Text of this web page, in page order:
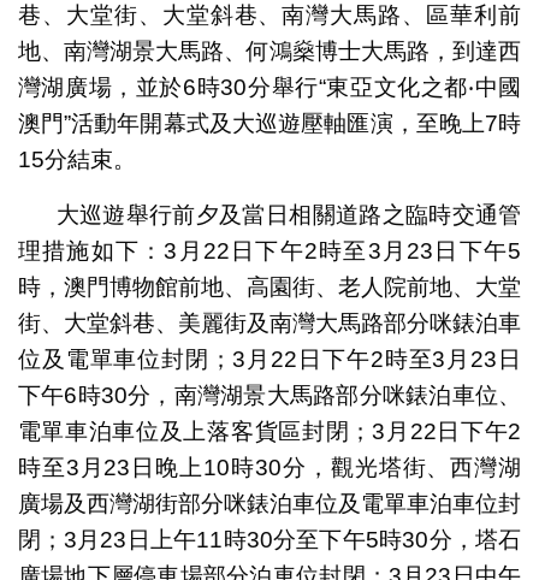
巷、大堂街、大堂斜巷、南灣大馬路、區華利前
地、南灣湖景大馬路、何鴻燊博士大馬路，到達西
灣湖廣場，並於6時30分舉行“東亞文化之都‧中國
澳門”活動年開幕式及大巡遊壓軸匯演，至晚上7時
15分結束。
大巡遊舉行前夕及當日相關道路之臨時交通管
理措施如下：3月22日下午2時至3月23日下午5
時，澳門博物館前地、高園街、老人院前地、大堂
街、大堂斜巷、美麗街及南灣大馬路部分咪錶泊車
位及電單車位封閉；3月22日下午2時至3月23日
下午6時30分，南灣湖景大馬路部分咪錶泊車位、
電單車泊車位及上落客貨區封閉；3月22日下午2
時至3月23日晚上10時30分，觀光塔街、西灣湖
廣場及西灣湖街部分咪錶泊車位及電單車泊車位封
閉；3月23日上午11時30分至下午5時30分，塔石